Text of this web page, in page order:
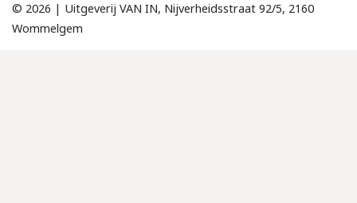
© 2026 | Uitgeverij VAN IN, Nijverheidsstraat 92/5, 2160
Wommelgem